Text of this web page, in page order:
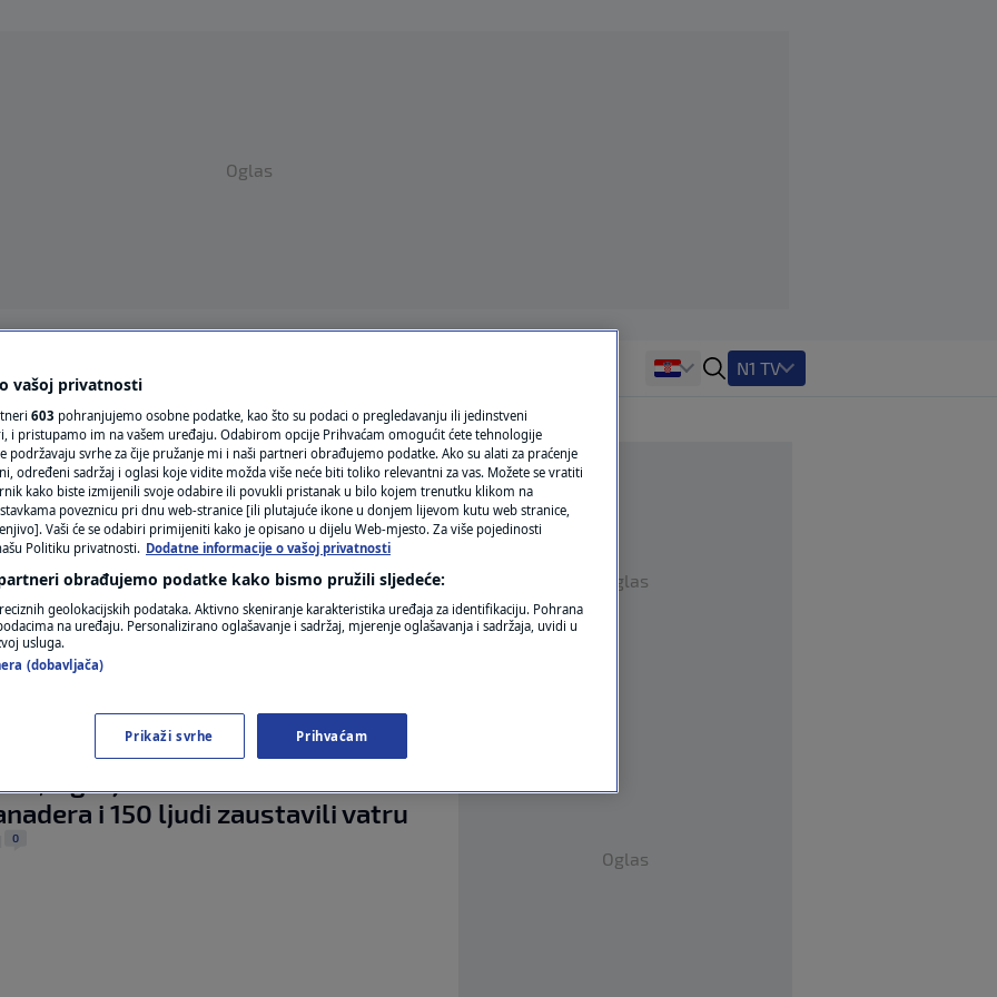
Oglas
N1 TEME
REGIJA
MAGAZIN
N1 KOMENTAR
KOLUMNE
FOTO
VIDEO
N1 TV
DALMACIJI
izazvao požar u Makarskoj, na
meteotsunami
| 0
crveno upozorenje: Večeras
nevrijeme u dio Hrvatske
Požar na Čiovu pod
i 150 ljudi zaustavili vatru
0
Oglas
Oglas
vašoj privatnosti
603 pohranjujemo osobne podatke, kao što su podaci o pregledavanju ili jedinstveni
i pristupamo im na vašem uređaju. Odabirom opcije Prihvaćam omogućit ćete tehnologije
podržavaju svrhe za čije pružanje mi i naši partneri obrađujemo podatke. Ako su alati za praćenje
određeni sadržaj i oglasi koje vidite možda više neće biti toliko relevantni za vas. Možete se vratiti
kako biste izmijenili svoje odabire ili povukli pristanak u bilo kojem trenutku klikom na
poveznicu pri dnu web-stranice [ili plutajuće ikone u donjem lijevom kutu web stranice,
Vaši će se odabiri primijeniti kako je opisano u dijelu Web-mjesto. Za više pojedinosti
Politiku privatnosti. Dodatne informacije o vašoj privatnosti
obrađujemo podatke kako bismo pružili sljedeće:
geolokacijskih podataka. Aktivno skeniranje karakteristika uređaja za identifikaciju. Pohrana
na uređaju. Personalizirano oglašavanje i sadržaj, mjerenje oglašavanja i sadržaja, uvidi u
usluga.
(dobavljača)
Prikaži svrhe Prihvaćam